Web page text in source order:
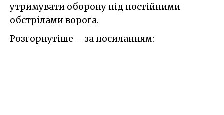
утримувати оборону під постійними
обстрілами ворога.
Розгорнутіше – за посиланням: